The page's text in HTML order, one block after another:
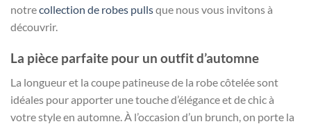
notrecollection de robes pullsque nous vous invitons à
découvrir.
La pièce parfaite pour un outfit d’automne
La longueur et la coupe patineuse de la robe côtelée sont
idéales pour apporter une touche d’élégance et de chic à
votre style en automne. À l’occasion d’un brunch, on porte la